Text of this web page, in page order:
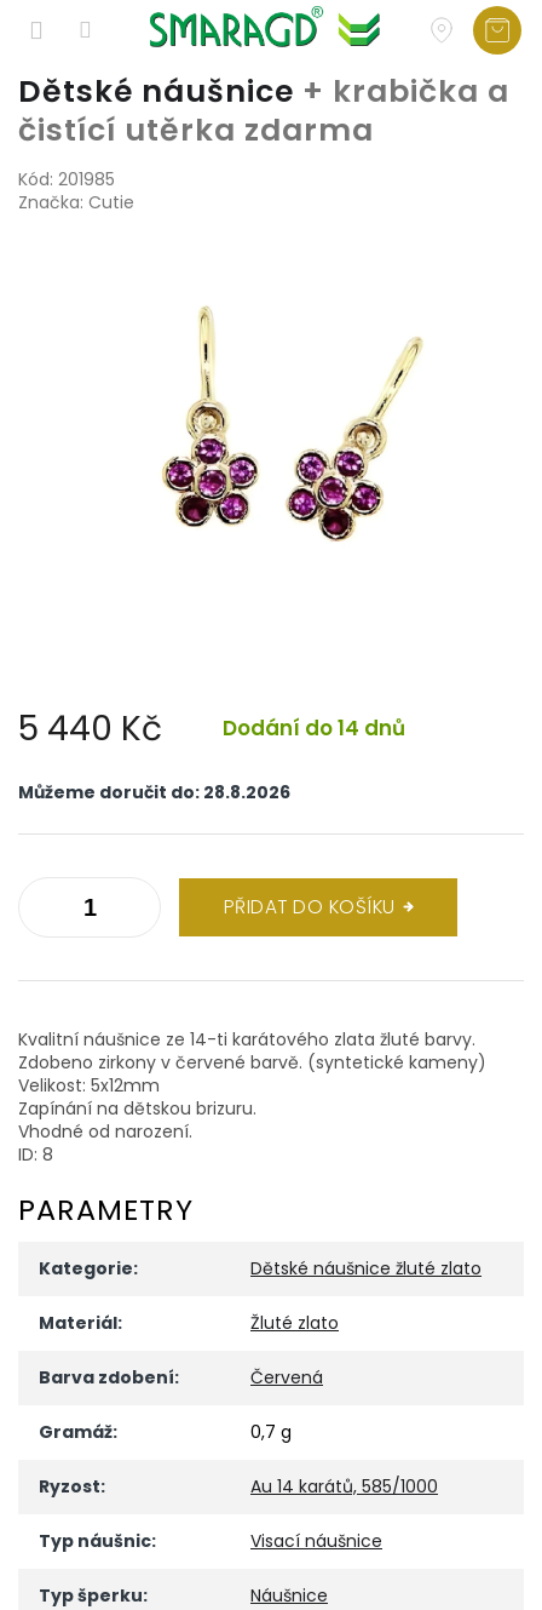
Přejít
obsah
Dětské náušnice + krabička a
čistící utěrka zdarma
Kód: 201985
Značka: Cutie
5 440 Kč Dodání do 14 dnů
cena:
Můžeme doručit do: 28.8.2026
PŘIDAT DO KOŠÍKU
Kvalitní náušnice ze 14-ti karátového zlata žluté barvy.
Zdobeno zirkony v červené barvě. (syntetické kameny)
Velikost: 5x12mm
Zapínání na dětskou brizuru.
Vhodné od narození.
ID: 8
PARAMETRY
Kategorie: Dětské náušnice žluté zlato
Materiál: Žluté zlato
Barva zdobení: Červená
Gramáž: 0,7 g
Ryzost: Au 14 karátů, 585/1000
Typ náušnic: Visací náušnice
Typ šperku: Náušnice